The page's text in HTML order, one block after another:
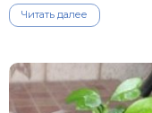
Читать далее